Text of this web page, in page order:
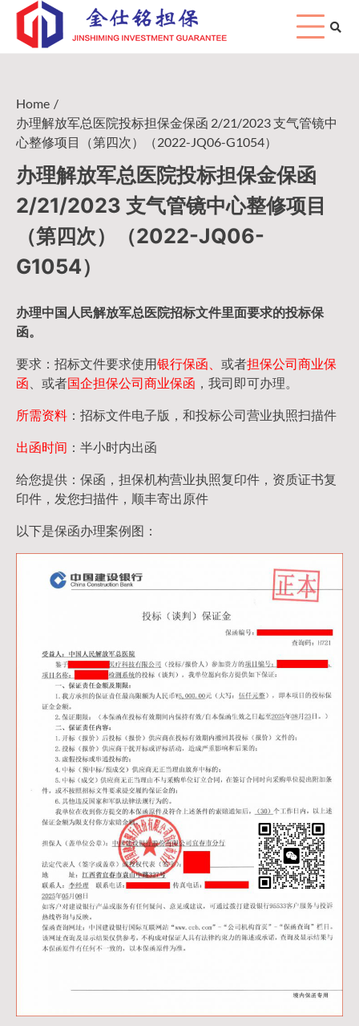
Skip
content
Home
办理解放军总医院投标担保金保函 2/21/2023 支气管镜中
心整修项目（第四次）（2022-JQ06-G1054）
办理解放军总医院投标担保金保函
2/21/2023 支气管镜中心整修项目
（第四次）（2022-JQ06-
G1054）
办理中国人民解放军总医院招标文件里面要求的投标保
函。
要求：招标文件要求使用银行保函、 或者担保公司商业保
函 、或者国企担保公司商业保函 ，我司即可办理。
所需资料 ：招标文件电子版，和投标公司营业执照扫描件
出函时间 ：半小时内出函
给您提供：保函，担保机构营业执照复印件，资质证书复
印件，发您扫描件，顺丰寄出原件
以下是保函办理案例图：